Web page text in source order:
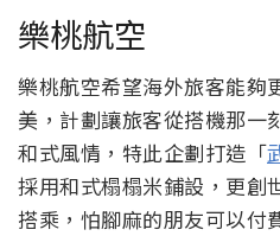
樂桃航空
樂桃航空希望海外旅客能夠
美，計劃讓旅客從搭機那一
和式風情，特此企劃打造「
採用和式榻榻­米鋪設，更創
搭乘，怕腳麻的朋友可以付